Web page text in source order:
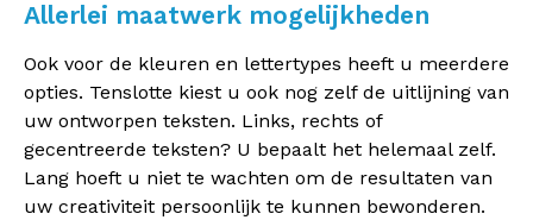
Allerlei maatwerk mogelijkheden
Ook voor de kleuren en lettertypes heeft u meerdere
opties. Tenslotte kiest u ook nog zelf de uitlijning van
uw ontworpen teksten. Links, rechts of
gecentreerde teksten? U bepaalt het helemaal zelf.
Lang hoeft u niet te wachten om de resultaten van
uw creativiteit persoonlijk te kunnen bewonderen.